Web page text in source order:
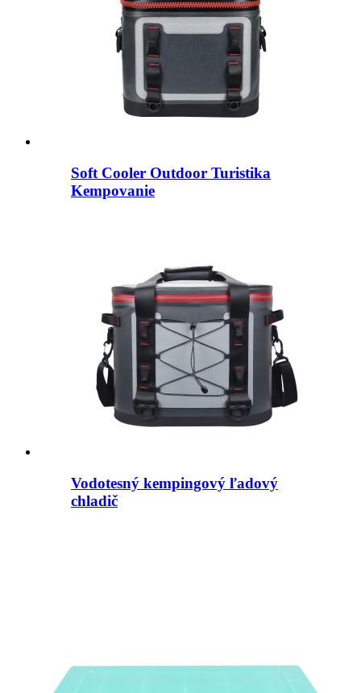
Soft Cooler Outdoor Turistika
Kempovanie
Vodotesný kempingový ľadový
chladič